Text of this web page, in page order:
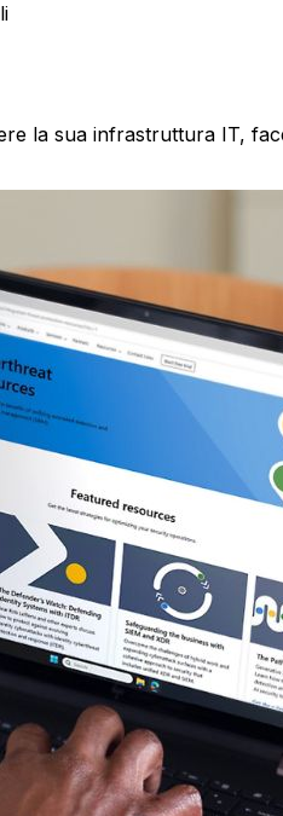
la sua infrastruttura IT,